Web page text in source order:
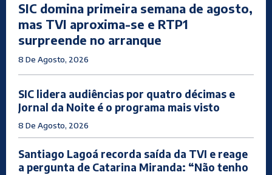
SIC domina primeira semana de agosto,
mas TVI aproxima-se e RTP1
surpreende no arranque
8 De Agosto, 2026
SIC lidera audiências por quatro décimas e
Jornal da Noite é o programa mais visto
8 De Agosto, 2026
Santiago Lagoá recorda saída da TVI e reage
a pergunta de Catarina Miranda: “Não tenho